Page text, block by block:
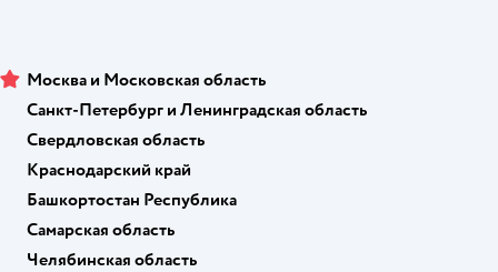
Москва и Московская область
Санкт-Петербург и Ленинградская область
Свердловская область
Краснодарский край
Башкортостан Республика
Самарская область
Челябинская область